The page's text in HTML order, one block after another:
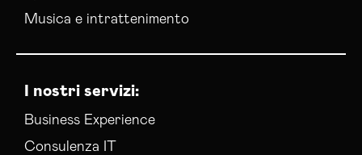
Musica e intrattenimento
I nostri servizi:
Business Experience
Consulenza IT